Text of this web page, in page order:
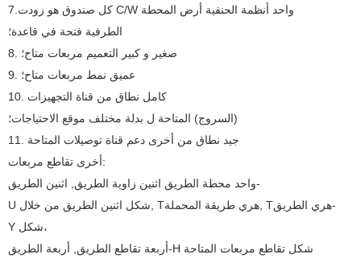
7.كل صندوق هو زودت C/W واحد أنظمة الحنفية أرض المحطة
الطرفية فتحة في قاعدة؛
8. صغير و كبير التعميم مربعات متاح؛
9. عميق نمط مربعات متاح؛
10. كامل نطاق من قناة التجهيزات
(السروج) المتاحة ل بدلة مختلف موقع الاحتياجات؛
أخرى تقاطع مربعات:
واحد محطة الطريق اثنين زاوية الطريق, اثنين الطريق-
U شكل اثنين الطريق من خلال, Tهري طريقة المحملة, Tهري الطريق-
Y شكل،
أربعة تقاطع الطريق, أربعة الطريق-H شكل تقاطع مربعات المتاحة